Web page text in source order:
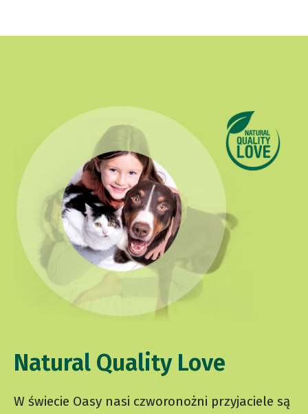
Natural Quality Love
W świecie Oasy nasi czworonożni przyjaciele są